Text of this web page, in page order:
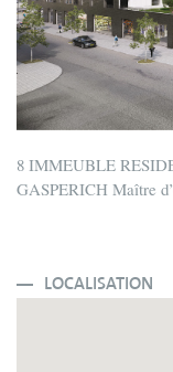
8 IMMEUBLE
GASPERICH Maître
LOCALISATION